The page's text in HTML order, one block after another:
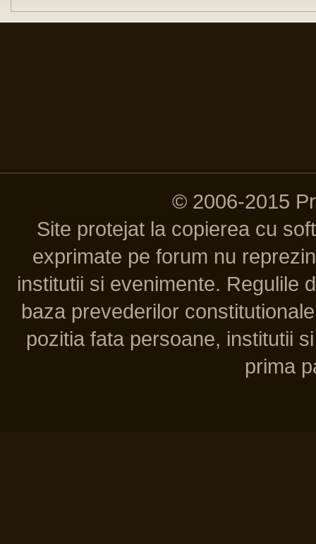
© 2006-2015
Site protejat la copierea cu
exprimate pe forum nu
institutii si evenimente. Regulile
baza prevederilor
pozitia fata persoane, institutii
prima